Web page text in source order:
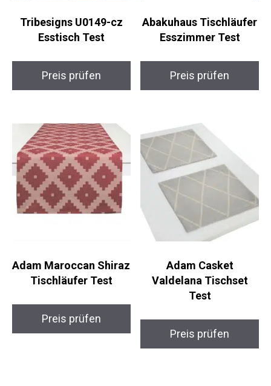
Tribesigns U0149-cz
Esstisch Test
Preis prüfen
Abakuhaus Tischläufer
Esszimmer Test
Preis prüfen
Adam Maroccan Shiraz
Tischläufer Test
Preis prüfen
Adam Casket
Valdelana Tischset
Test
Preis prüfen